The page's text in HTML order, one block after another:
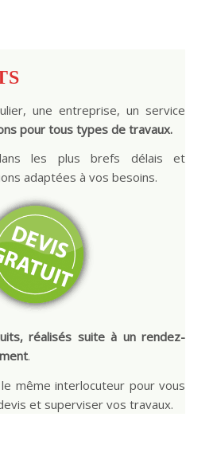
une entreprise, un service
pour tous types de travaux.
les plus brefs délais et
adaptées à vos besoins.
réalisés suite à un rendez-
.
même interlocuteur pour vous
et superviser vos travaux.